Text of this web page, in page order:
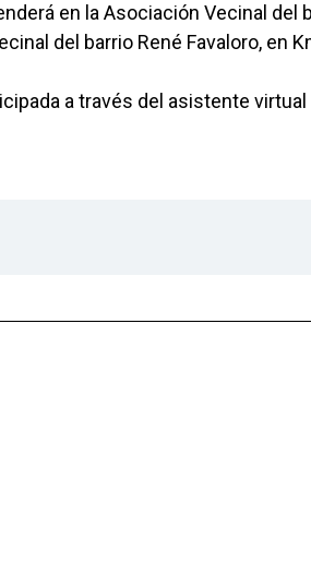
en la Asociación Vecinal del
del barrio René Favaloro, en
a través del asistente